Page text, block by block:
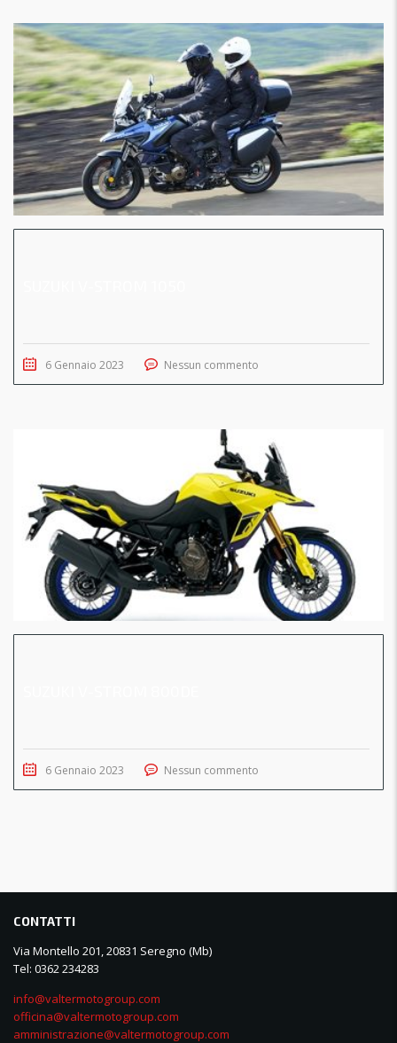
6 Gennaio 2023 Nessun commento
6 Gennaio 2023 Nessun commento
CONTATTI
Via Montello 201, 20831 Seregno (Mb)
Tel: 0362 234283
info@valtermotogroup.com
officina@valtermotogroup.com
amministrazione@valtermotogroup.com